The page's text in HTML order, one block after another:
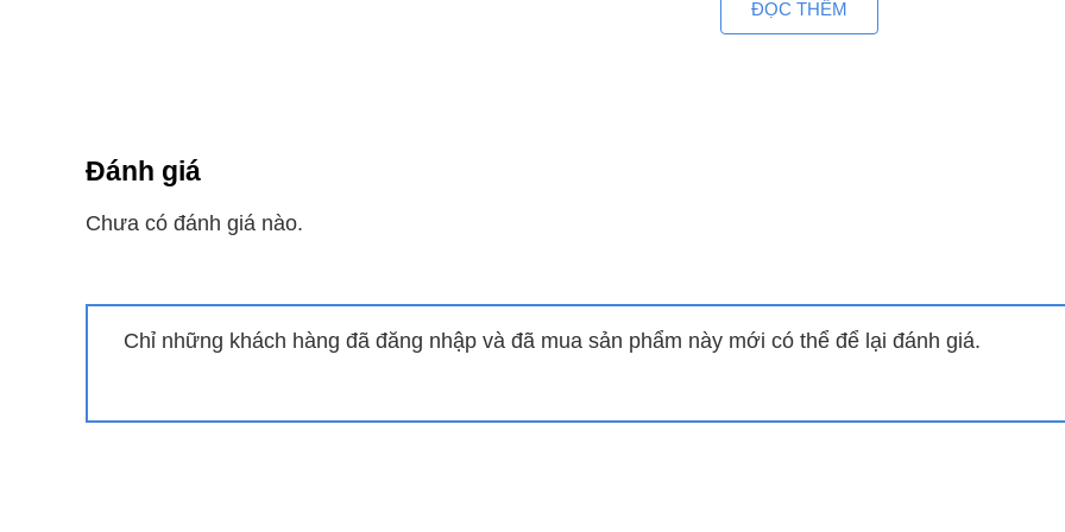
Luồng gió thổi 4 hướng (Trên dưới / Trái phái) giúp hơi lạnh được phân tán đều khắp căn phòng của Bạn.
được ứng dụng trên các sản phẩm
Khi sử dụng điều hòa Panasonic inverter Bạn sẽ được tận hưởng 3 giá trị cốt lõi sau mà nó mang lại:
Tiết kiệm điện hiệu quả => Tiết kiệm chi phí tiền điện hàng tháng.
Mang lại sự thoải mái dễ chịu: Bởi vì mức chênh lệch nhiệt độ rất thấp chỉ 0.50C.
ĐỌC THÊM
Đánh giá
Chưa có đánh giá nào.
Chỉ những khách hàng đã đăng nhập và đã mua sản phẩm này mới có thể để lại đánh giá.